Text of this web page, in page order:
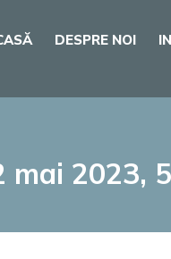
DESPRE NOI
mai 2023,